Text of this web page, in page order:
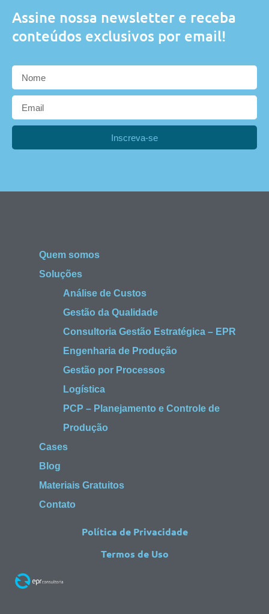
Assine nossa newsletter e receba
conteúdos exclusivos por email!
Inscreva-se
Quem somos
Soluções
Análise de Custos
Gestão da Qualidade
Consultoria Gestão Estratégica – EPR
Engenharia de Produção
Gestão por Processos
Logística
PCP – Planejamento e Controle de
Produção
Cases
Blog
Materiais Gratuitos
Contato
Política de Privacidade
Termos de Uso